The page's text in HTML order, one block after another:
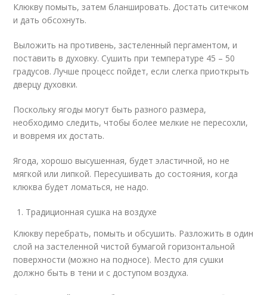
Клюкву помыть, затем бланшировать. Достать ситечком
и дать обсохнуть.
Выложить на противень, застеленный пергаментом, и
поставить в духовку. Сушить при температуре 45 – 50
градусов. Лучше процесс пойдет, если слегка приоткрыть
дверцу духовки.
Поскольку ягоды могут быть разного размера,
необходимо следить, чтобы более мелкие не пересохли,
и вовремя их достать.
Ягода, хорошо высушенная, будет эластичной, но не
мягкой или липкой. Пересушивать до состояния, когда
клюква будет ломаться, не надо.
Традиционная сушка на воздухе
Клюкву перебрать, помыть и обсушить. Разложить в один
слой на застеленной чистой бумагой горизонтальной
поверхности (можно на подносе). Место для сушки
должно быть в тени и с доступом воздуха.